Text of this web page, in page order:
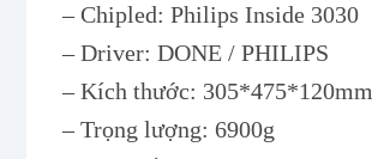
– Chipled: Philips Inside 3030
– Driver: DONE / PHILIPS
– Kích thước: 305*475*120mm
– Trọng lượng: 6900g